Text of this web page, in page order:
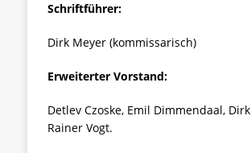
Schriftführer:
Dirk Meyer (kommissarisch)
Erweiterter Vorstand:
Detlev Czoske, Emil Dimmendaal,
Rainer Vogt.